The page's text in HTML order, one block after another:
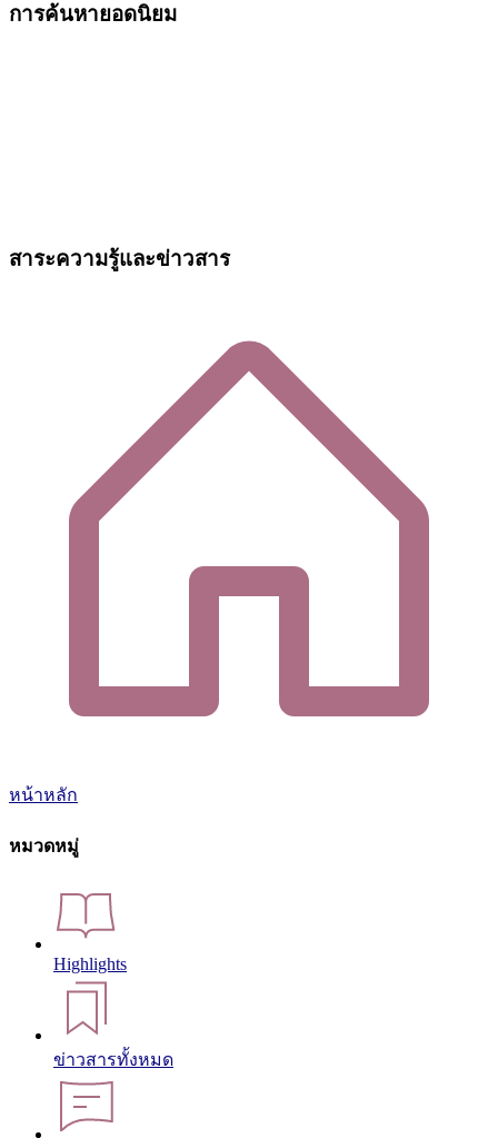
การค้นหายอดนิยม
สาระความรู้และข่าวสาร
หน้าหลัก
หมวดหมู่
Highlights
ข่าวสารทั้งหมด